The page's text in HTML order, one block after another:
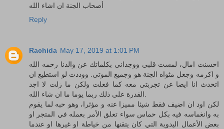
أصحاب الجنة ان اشاء الله
Reply
Rachida May 17, 2019 at 1:01 PM
احسنت امال، لمست قلبي ووجداني بكلماتك عن والدنا رحمه الله
و اكرمه وجعل مثواه الجنة هو وجميع الموتى. ووددت لو استطيع ان
اتحدث انا ايضا عن تجربتي معه كما فعلت ولكن ما زلت لا اجد
لكن اود ان اضيف فقط شيئا مميزا عنه و مؤثرا، وهو حبه لما يقوم
به وانغماسه فيه بكل حماس سواء تعلق الأمر بعمله في المتجر او
بعض الأعمال اليدوية التي كان يتقنها من خياطة او غيرها او عندما